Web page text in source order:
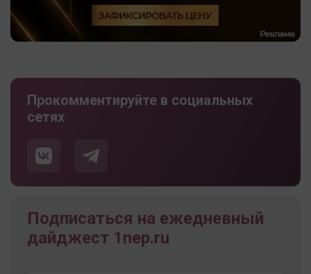
Прокомментируйте в социальных
сетях
Подписаться на ежедневный
дайджест 1nep.ru